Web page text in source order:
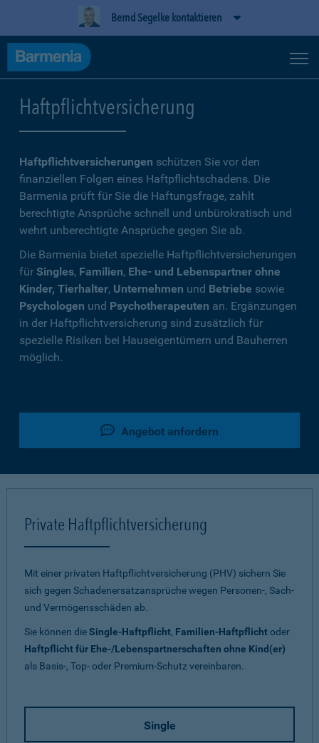
Bernd Segelke kontaktieren
Haftpflichtversicherung
Haftpflichtversicherungen schützen Sie vor den
finanziellen Folgen eines Haftpflichtschadens. Die
Barmenia prüft für Sie die Haftungsfrage, zahlt
berechtigte Ansprüche schnell und unbürokratisch und
wehrt unberechtigte Ansprüche gegen Sie ab.
Die Barmenia bietet spezielle Haftpflichtversicherungen
für Singles, Familien, Ehe- und Lebenspartner ohne
Kinder, Tierhalter, Unternehmen und Betriebe sowie
Psychologen und Psychotherapeuten an. Ergänzungen
in der Haftpflichtversicherung sind zusätzlich für
spezielle Risiken bei Hauseigentümern und Bauherren
möglich.
Angebot anfordern
Private Haftpflichtversicherung
Mit einer privaten Haftpflichtversicherung (PHV) sichern Sie
sich gegen Schadenersatzansprüche wegen Personen-, Sach-
und Vermögensschäden ab.
Sie können dieSingle-Haftpflicht, Familien-Haftpflichtoder
Haftpflicht für Ehe-/Lebenspartnerschaften ohne Kind(er)
als Basis-, Top- oder Premium-Schutz vereinbaren.
Single